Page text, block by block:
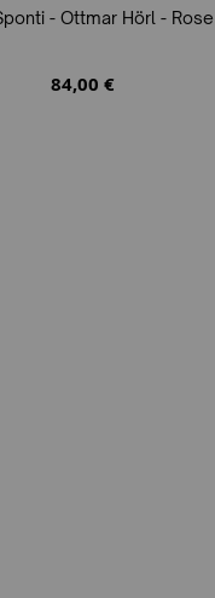
- Ottmar Hörl - Rose
84,00 €